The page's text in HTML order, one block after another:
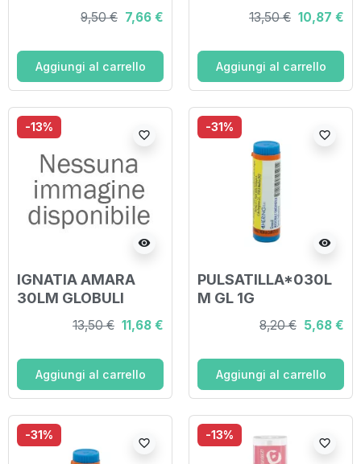
9,50 € 7,66 €
Aggiungi al carrello
13,50 € 10,87 €
Aggiungi al carrello
-13%
visibility
favorite_border
IGNATIA AMARA
30LM GLOBULI
13,50 € 11,68 €
Aggiungi al carrello
-31%
visibility
favorite_border
PULSATILLA*030L
M GL 1G
8,20 € 5,68 €
Aggiungi al carrello
-31%
favorite_border
-13%
favorite_border